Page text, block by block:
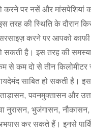
पर नसें और मांसपेशियां
तरह की स्थिति के दौरान
करने पर आपको काफी
सकती है। इस तरह की
से कम दो से तीन किलोमीटर
साबित हो सकती है।
पवनमुक्तासन और
नुरासन, भुजंगासन,
अभयास कर सकते हैं। इनसे